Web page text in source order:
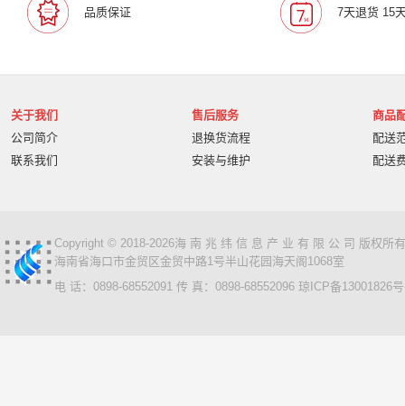
品质保证 7天退货 15
关于我们
公司简介
联系我们
售后服务
退换货流程
安装与维护
商品
配送
配送
Copyright © 2018-2026海 南 兆 纬 信 息 产 业 有 限 公 司 版权所
海南省海口市金贸区金贸中路1号半山花园海天阁1068室
电 话：0898-68552091 传 真：0898-68552096 琼ICP备13001826